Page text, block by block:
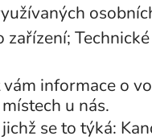
zařízení;
informace o
u nás.
se to týká: